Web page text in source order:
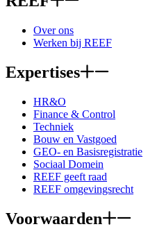
Over ons
Werken bij REEF
Expertises
HR&O
Finance & Control
Techniek
Bouw en Vastgoed
GEO- en Basisregistratie
Sociaal Domein
REEF geeft raad
REEF omgevingsrecht
Voorwaarden